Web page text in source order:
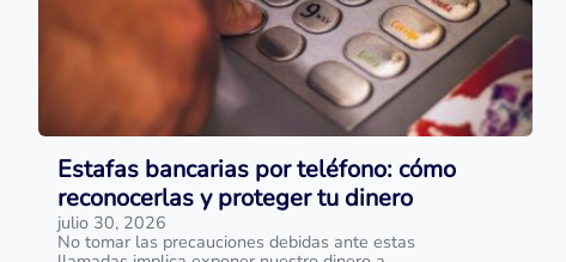
Estafas bancarias por teléfono: cómo
reconocerlas y proteger tu dinero
julio 30, 2026
No tomar las precauciones debidas ante estas